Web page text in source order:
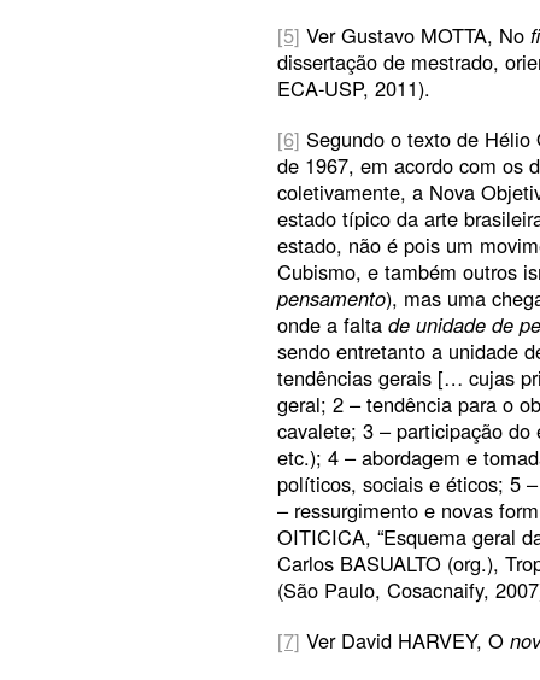
[5] Ver Gustavo MOTTA, No
dissertação de mestrado,
ECA-USP, 2011).
[6] Segundo o texto de
de 1967, em acordo com os
coletivamente, a Nova
estado típico da arte
estado, não é pois um
Cubismo, e também outros
pensamento), mas uma
onde a falta de unidade de
sendo entretanto a unidade
tendências gerais [… cujas
geral; 2 – tendência para o
cavalete; 3 – participação
etc.); 4 – abordagem e
políticos, sociais e éticos; 5
– ressurgimento e novas
OITICICA, “Esquema geral
Carlos BASUALTO (org.),
(São Paulo, Cosacnaify,
[7] Ver David HARVEY, O